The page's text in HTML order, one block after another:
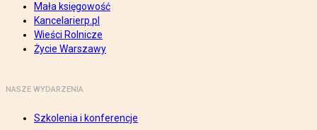
Mała księgowość
Kancelarierp.pl
Wieści Rolnicze
Życie Warszawy
NASZE WYDARZENIA
Szkolenia i konferencje